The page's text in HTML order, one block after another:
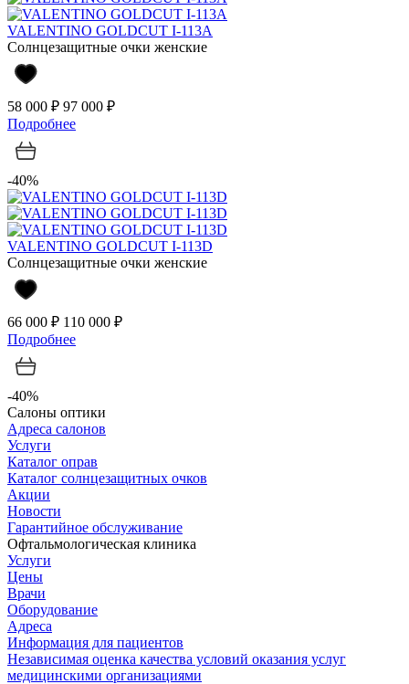
VALENTINO GOLDCUT I-113A
Солнцезащитные очки женские
58 000 ₽ 97 000 ₽
Подробнее
-40%
VALENTINO GOLDCUT I-113D
Солнцезащитные очки женские
66 000 ₽ 110 000 ₽
Подробнее
-40%
Салоны оптики
Адреса салонов
Услуги
Каталог оправ
Каталог солнцезащитных очков
Акции
Новости
Гарантийное обслуживание
Офтальмологическая клиника
Услуги
Цены
Врачи
Оборудование
Адреса
Информация для пациентов
Независимая оценка качества условий оказания услуг
медицинскими организациями